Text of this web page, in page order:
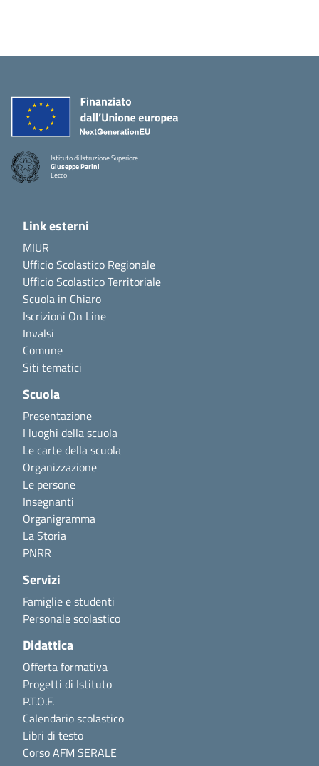
Istituto di Istruzione Superiore
Giuseppe Parini
Lecco
Link esterni
MIUR
Ufficio Scolastico Regionale
Ufficio Scolastico Territoriale
Scuola in Chiaro
Iscrizioni On Line
Invalsi
Comune
Siti tematici
Scuola
Presentazione
I luoghi della scuola
Le carte della scuola
Organizzazione
Le persone
Insegnanti
Organigramma
La Storia
PNRR
Servizi
Famiglie e studenti
Personale scolastico
Didattica
Offerta formativa
Progetti di Istituto
P.T.O.F.
Calendario scolastico
Libri di testo
Corso AFM SERALE